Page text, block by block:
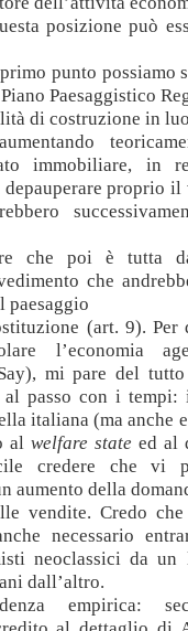
posizione può
punto possiamo
Paesaggistico
di costruzione in
immobiliare, in
proprio
che poi è tutta
che
paesaggio
(art. 9). Per
l’economia
mi pare del tutto
al passo con i tempi:
italiana (ma anche
al welfare state ed al
credere che vi
aumento della
vendite. Credo
necessario
neoclassici da un
dall’altro.
empirica: